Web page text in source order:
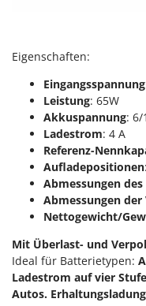
Pelletpressen
Planierschilder
Plasmaschneider
Poolroboter
Pools
Poolstaubsauger
R
Rasenmäher
Rasentraktoren
G3 Ferrari
Gardena
Garofalo
GeoTech
GeoTech Pro
Gierre
Ginko - MGM
Gipeco
Girmi
Goodyear
Eigenschaften:
Eingangsspannung
Leistung: 65W
Akkuspannung: 6/
Ladestrom: 4 A
Referenz-
Aufladepositionen
Abmessungen des
Abmessungen der
Nettogewicht/
Mit Überlast- und
Ideal für Batterietypen:
Ladestrom auf vier
Autos.